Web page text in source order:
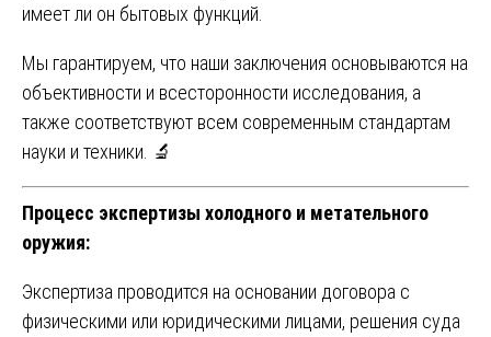
имеет ли он бытовых функций.
Мы гарантируем, что наши заключения основываются на
объективности и всесторонности исследования, а
также соответствуют всем современным стандартам
науки и техники. 🔬
Процесс экспертизы холодного и метательного
оружия:
Экспертиза проводится на основании договора с
физическими или юридическими лицами, решения суда